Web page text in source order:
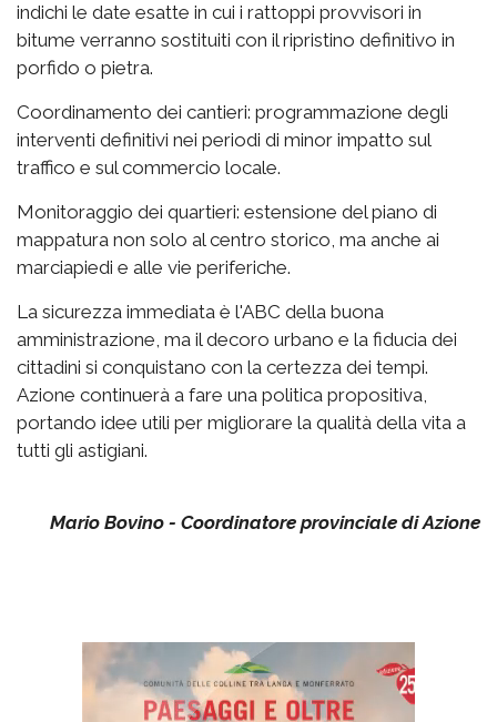
indichi le date esatte in cui i rattoppi provvisori in
bitume verranno sostituiti con il ripristino definitivo in
porfido o pietra.
Coordinamento dei cantieri: programmazione degli
interventi definitivi nei periodi di minor impatto sul
traffico e sul commercio locale.
Monitoraggio dei quartieri: estensione del piano di
mappatura non solo al centro storico, ma anche ai
marciapiedi e alle vie periferiche.
La sicurezza immediata è l'ABC della buona
amministrazione, ma il decoro urbano e la fiducia dei
cittadini si conquistano con la certezza dei tempi.
Azione continuerà a fare una politica propositiva,
portando idee utili per migliorare la qualità della vita a
tutti gli astigiani.
Mario Bovino - Coordinatore provinciale di Azione